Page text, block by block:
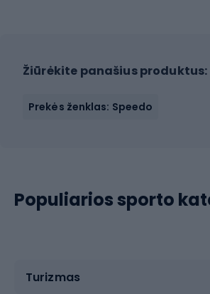
Žiūrėkite panašius produktus:
Prekės ženklas: Speedo
Populiarios sporto
Turizmas